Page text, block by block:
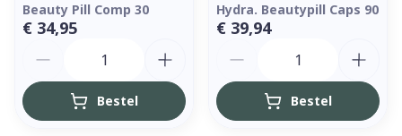
Beauty Pill Comp 30
€ 34,95
Bestel
Hydra. Beautypill Caps 90
€ 39,94
Bestel